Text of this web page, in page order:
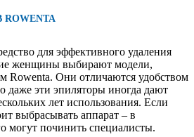
КОМБАЙНОВ
ПАНЕЛЕЙ
ПРОИГРЫВАТЕЛЕЙ
ПИТАНИЯ
для эффективного удаления
женщины выбирают модели,
Rowenta. Они отличаются удобством
даже эти эпиляторы иногда дают
лет использования. Если
выбрасывать аппарат – в
могут починить специалисты.